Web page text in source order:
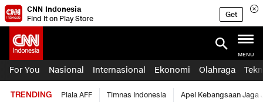
CNN Indonesia
Find it on Play Store
Get
MENU
For You Nasional Internasional Ekonomi Olahraga
TRENDING Piala AFF Timnas Indonesia Apel Kebangsaan Jaga